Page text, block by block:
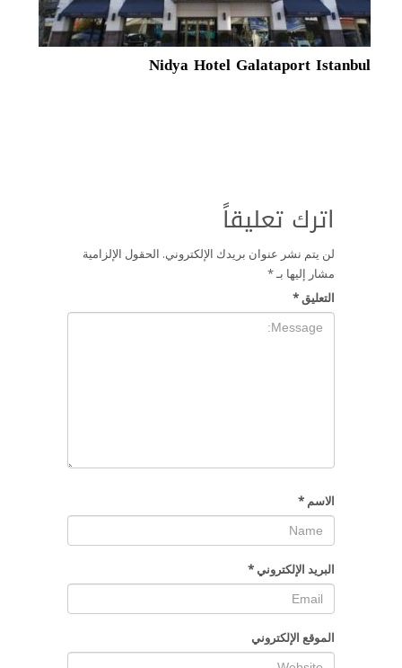
Nidya Hotel Galataport Istanbul
اترك تعليقاً
لن يتم نشر عنوان بريدك الإلكتروني. الحقول الإلزامية
مشار إليها بـ*
التعليق*
الاسم *
البريد الإلكتروني *
الموقع الإلكتروني